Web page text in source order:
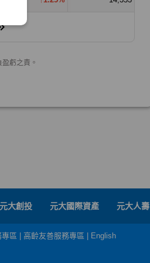
元大創投 元大國際資產 元大人壽
區 高齡友善服務專區 English